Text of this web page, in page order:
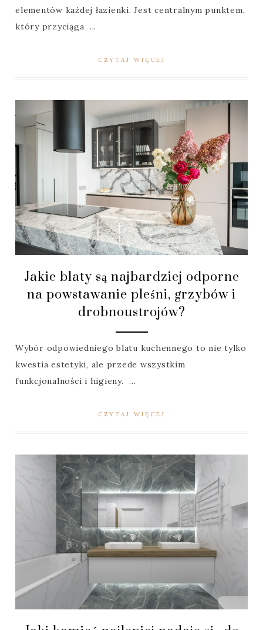
elementów każdej łazienki. Jest centralnym punktem,
który przyciąga ...
CZYTAJ WIĘCEJ
Jakie blaty są najbardziej odporne
na powstawanie pleśni, grzybów i
drobnoustrojów?
Wybór odpowiedniego blatu kuchennego to nie tylko
kwestia estetyki, ale przede wszystkim
funkcjonalności i higieny. ...
CZYTAJ WIĘCEJ